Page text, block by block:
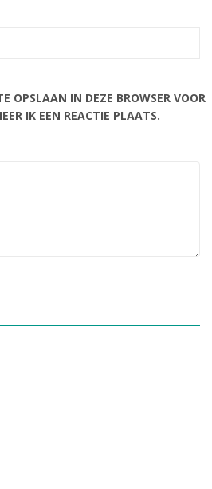
OPSLAAN IN DEZE BROWSER VOOR
IK EEN REACTIE PLAATS.